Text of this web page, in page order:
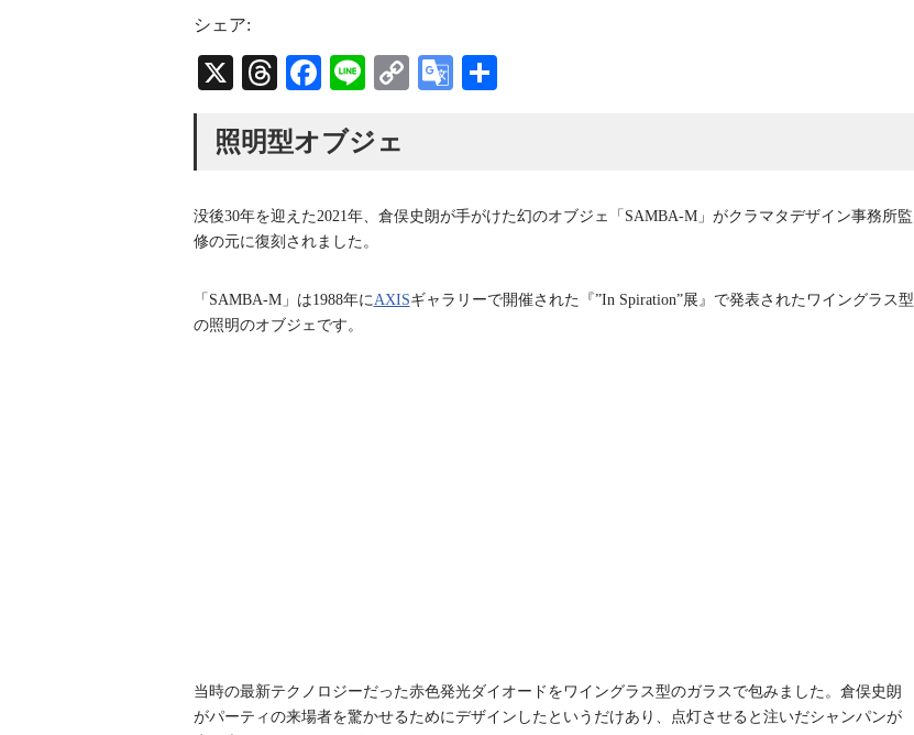
t
a
g
a
d
s
b
e
C
a
n
シェア:
X
T
ea
Fa
bo
Li
C
nk
G
Tr
sl
at
照明型オブジェ
没後30年を迎えた2021年、倉俣史朗が手がけた幻のオブジェ「SAMBA-M」がクラマタデザイン事務所監
修の元に復刻されました。
「SAMBA-M」は1988年にAXISギャラリーで開催された『”In Spiration”展』で発表されたワイングラス型
の照明のオブジェです。
当時の最新テクノロジーだった赤色発光ダイオードをワイングラス型のガラスで包みました。倉俣史朗
がパーティの来場者を驚かせるためにデザインしたというだけあり、点灯させると注いだシャンパンが